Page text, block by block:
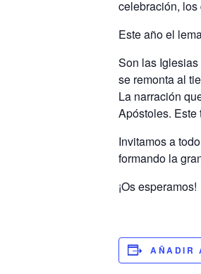
celebración,
Este año el
Son las
se remonta al
La narración
Apóstoles. Este
Invitamos a
formando la
¡Os esperamos!
AÑADIR